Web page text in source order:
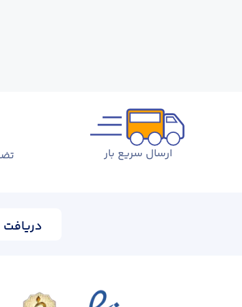
ارسال سریع بار
دریافت